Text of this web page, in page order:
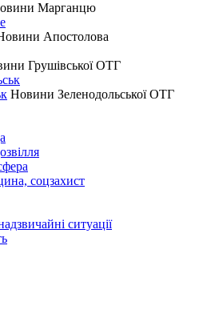
Марганцю
Апостолова
Грушівської ОТГ
Новини Зеленодольської ОТГ
соцзахист
ситуації